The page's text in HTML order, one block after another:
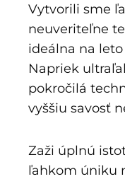
Vytvorili sme
neuveriteľne
ideálna na
Napriek
pokročilá
vyššiu savosť
Zaži úplnú
ľahkom úniku